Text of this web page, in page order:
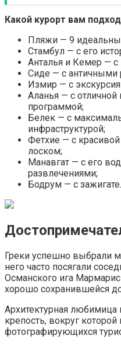
Какой курорт вам
Пляжи — 9
Стамбул — с его
Анталья и Кемер —
Сиде — с античными
Измир — с
Аланья — с отличной
программой;
Белек — с
инфраструктурой;
Фетхие — с
лоском;
Манавгат — с его
развлечениями;
Бодрум — с
Греки успешно выбрали
него часто посягали
Османского ига
хорошо сохранившейся
Архитектурная любимица
крепость, вокруг
фотографирующихся